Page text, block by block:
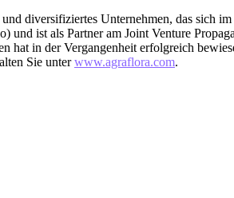
diversifiziertes Unternehmen, das sich
und ist als Partner am Joint Venture
in der Vergangenheit erfolgreich
Sie unterwww.agraflora.com.